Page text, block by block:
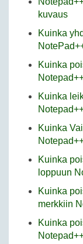
kuvaus
Kuinka
Kuinka
Kuinka
Kuinka
Kuinka
loppuun
Kuinka
merkkiin
Kuinka